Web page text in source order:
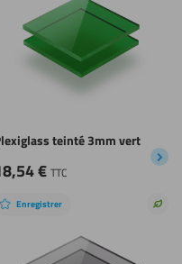
teinté 3mm vert
€ TTC
Enregistrer